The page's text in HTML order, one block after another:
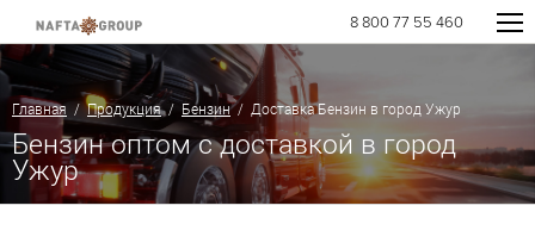
8 800 77 55 460
Главная /Продукция/ Бензин/ Доставка Бензин в город Ужур
Бензин оптом с доставкой в город
Ужур